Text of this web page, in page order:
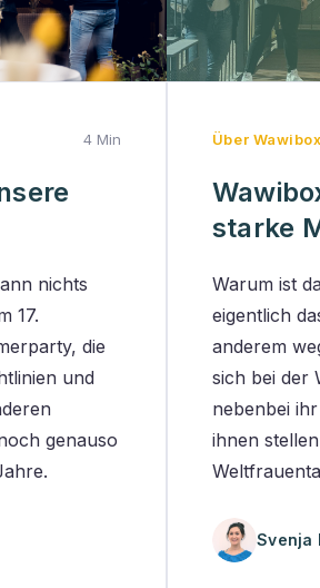
4 Min
nichts
17.
die
und
genauso
Über Wawibox
starke
Warum ist
eigentlich
anderem
sich bei der
nebenbei
ihnen
Svenja